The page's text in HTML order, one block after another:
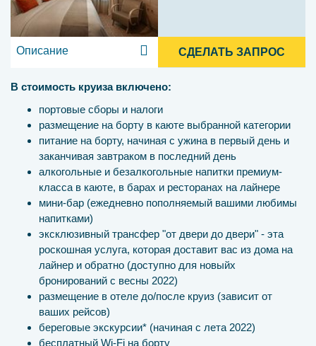
Описание СДЕЛАТЬ ЗАПРОС
В стоимость круиза включено:
портовые сборы и налоги
размещение на борту в каюте выбранной категории
питание на борту, начиная с ужина в первый день и
заканчивая завтраком в последний день
алкогольные и безалкогольные напитки премиум-
класса в каюте, в барах и ресторанах на лайнере
мини-бар (ежедневно пополняемый вашими любимы
напитками)
эксклюзивный трансфер "от двери до двери" - эта
роскошная услуга, которая доставит вас из дома на
лайнер и обратно (доступно для новыйх
бронирований с весны 2022)
размещение в отеле до/после круиз (зависит от
ваших рейсов)
береговые экскурсии* (начиная с лета 2022)
бесплатный Wi-Fi на борту